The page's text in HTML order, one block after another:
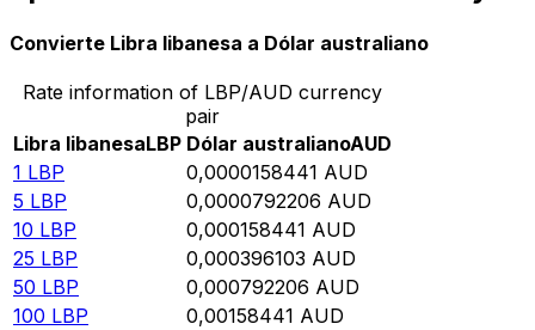
Convierte Libra libanesa a Dólar australiano
Rate information of LBP/AUD currency
pair
Libra libanesaLBP Dólar australianoAUD
1 LBP 0,0000158441 AUD
5 LBP 0,0000792206 AUD
10 LBP 0,000158441 AUD
25 LBP 0,000396103 AUD
50 LBP 0,000792206 AUD
100 LBP 0,00158441 AUD